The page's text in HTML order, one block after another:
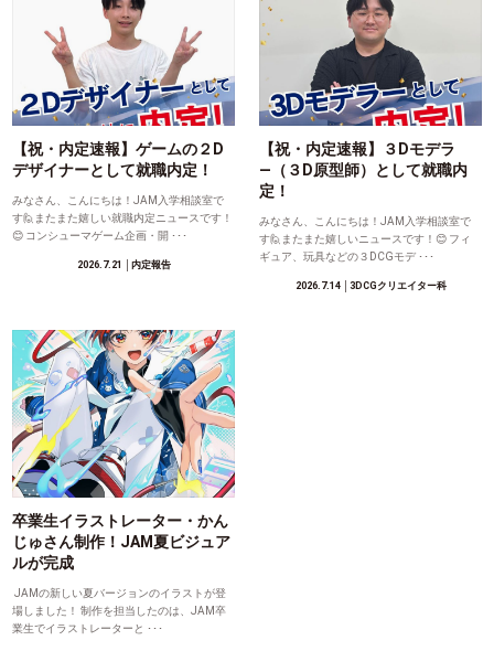
【祝・内定速報】ゲームの２D
デザイナーとして就職内定！
みなさん、こんにちは！JAM入学相談室で
す🙋またまた嬉しい就職内定ニュースです！
😊 コンシューマゲーム企画・開 ･･･
2026.7.21 │内定報告
【祝・内定速報】３Dモデラ
―（３D原型師）として就職内
定！
みなさん、こんにちは！JAM入学相談室で
す🙋またまた嬉しいニュースです！😊 フィ
ギュア、玩具などの３DCGモデ ･･･
2026.7.14│3DCGクリエイター科
卒業生イラストレーター・かん
じゅさん制作！JAM夏ビジュア
ルが完成
JAMの新しい夏バージョンのイラストが登
場しました！ 制作を担当したのは、JAM卒
業生でイラストレーターと ･･･